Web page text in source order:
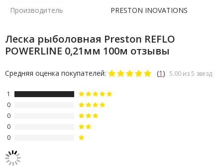
Производитель PRESTON INOVATIONS
Леска рыболовная Preston REFLO
POWERLINE 0,21мм 100м отзывы
Средняя оценка покупателей: (1 ) 5.00 из 5 звезд
1
0
0
0
0